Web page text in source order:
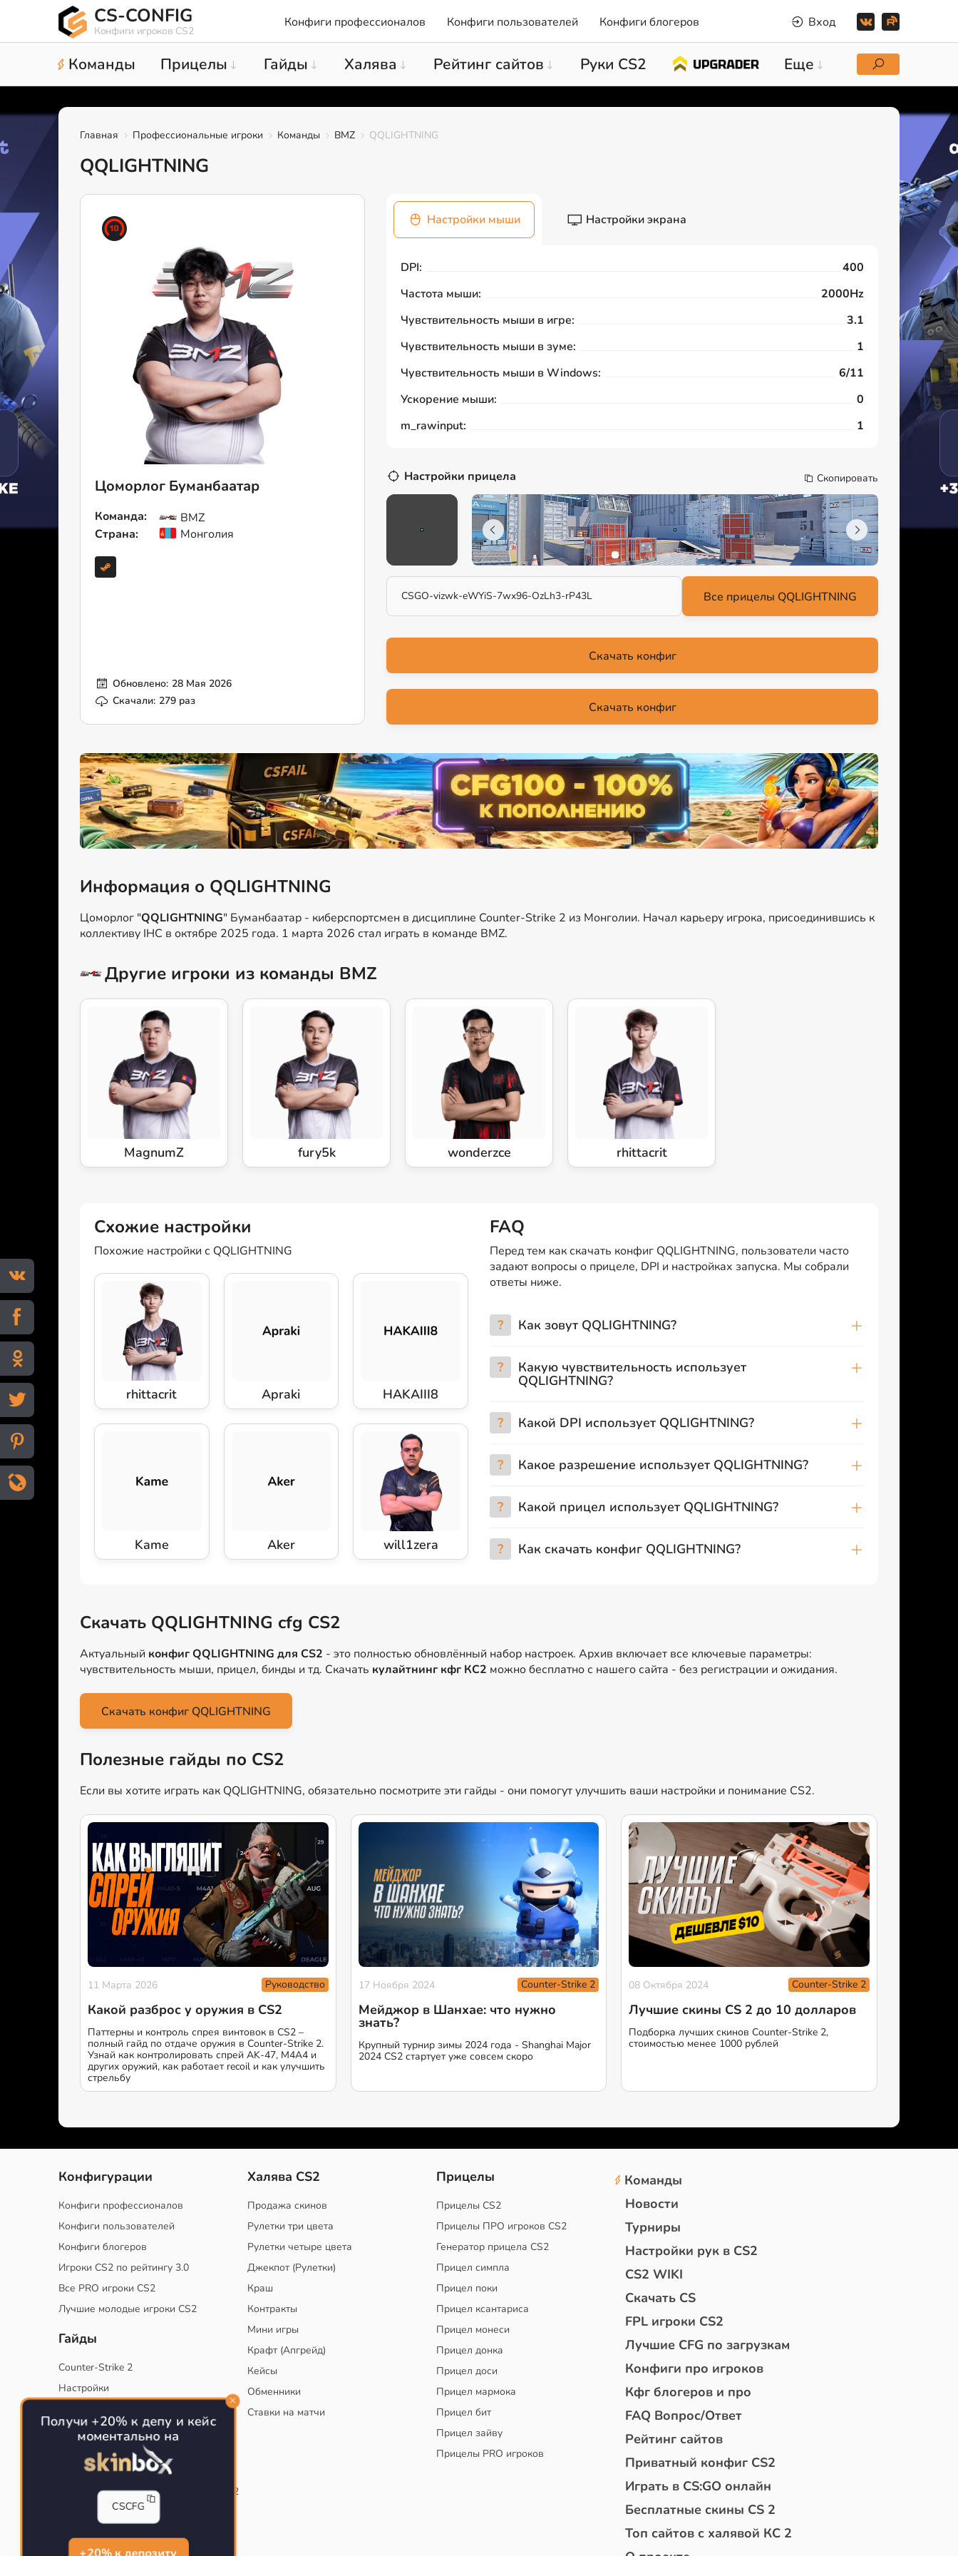
CS-CONFIG
Конфиги игроков CS2
Конфиги профессионалов Конфиги пользователей Конфиги блогеров Вход
Команды Прицелы Гайды Халява Рейтинг сайтов Руки CS2 Еще
Главная Профессиональные игроки Команды BMZ QQLIGHTNING
QQLIGHTNING
Цоморлог Буманбаатар
Команда:
BMZ
Страна:
Монголия
Обновлено: 28 Мая 2026
Скачали: 279 раз
Настройки мыши Настройки экрана
DPI:
400
Частота мыши:
2000Hz
Чувствительность мыши в игре:
3.1
Чувствительность мыши в зуме:
1
Чувствительность мыши в Windows:
6/11
Ускорение мыши:
0
m_rawinput:
1
Настройки прицела Скопировать
CSGO-vizwk-eWYiS-7wx96-OzLh3-rP43L
Скачать конфиг
Скачать конфиг
Информация о QQLIGHTNING
Цоморлог "QQLIGHTNING" Буманбаатар - киберспортсмен в дисциплине Counter-Strike 2 из Монголии. Начал карьеру игрока, присоединившись к
коллективу IHC в октябре 2025 года. 1 марта 2026 стал играть в команде BMZ.
Другие игроки из команды BMZ
MagnumZ fury5k wonderzce rhittacrit
Схожие настройки
Похожие настройки с QQLIGHTNING
rhittacrit Apraki HAKAIII8
Kame Aker will1zera
FAQ
Перед тем как скачать конфиг QQLIGHTNING, пользователи часто
задают вопросы о прицеле, DPI и настройках запуска. Мы собрали
ответы ниже.
? Как зовут QQLIGHTNING?
? Какую чувствительность использует
QQLIGHTNING?
? Какой DPI использует QQLIGHTNING?
? Какое разрешение использует QQLIGHTNING?
? Какой прицел использует QQLIGHTNING?
? Как скачать конфиг QQLIGHTNING?
Скачать QQLIGHTNING cfg CS2
Актуальный конфиг QQLIGHTNING для CS2 - это полностью обновлённый набор настроек. Архив включает все ключевые параметры:
чувствительность мыши, прицел, бинды и тд. Скачать кулайтнинг кфг КС2 можно бесплатно с нашего сайта - без регистрации и ожидания.
Скачать конфиг QQLIGHTNING
Полезные гайды по CS2
Если вы хотите играть как QQLIGHTNING, обязательно посмотрите эти гайды - они помогут улучшить ваши настройки и понимание CS2.
11 Марта 2026 Руководство
Какой разброс у оружия в CS2
Паттерны и контроль спрея винтовок в CS2 –
полный гайд по отдаче оружия в Counter-Strike 2.
Узнай как контролировать спрей AK-47, M4A4 и
других оружий, как работает recoil и как улучшить
стрельбу
17 Ноября 2024 Counter-Strike 2
Мейджор в Шанхае: что нужно
знать?
Крупный турнир зимы 2024 года - Shanghai Major
2024 CS2 стартует уже совсем скоро
08 Октября 2024 Counter-Strike 2
Лучшие скины CS 2 до 10 долларов
Подборка лучших скинов Counter-Strike 2,
стоимостью менее 1000 рублей
Конфигурации
Конфиги профессионалов
Конфиги пользователей
Конфиги блогеров
Игроки CS2 по рейтингу 3.0
Все PRO игроки CS2
Лучшие молодые игроки CS2
Гайды
Counter-Strike 2
Настройки
Тактики
Конфиг для тренировок в CS
Как сохранить свой конфиг CS
Инста смоки на карте de_mirage в CS2
Рабочий бинд на Jumpthrow
Халява CS2
Продажа скинов
Рулетки три цвета
Рулетки четыре цвета
Джекпот (Рулетки)
Краш
Контракты
Мини игры
Крафт (Апгрейд)
Кейсы
Обменники
Ставки на матчи
Прицелы
Прицелы CS2
Прицелы ПРО игроков CS2
Генератор прицела CS2
Прицел симпла
Прицел поки
Прицел ксантариса
Прицел монеси
Прицел донка
Прицел доси
Прицел мармока
Прицел бит
Прицел зайву
Прицелы PRO игроков
Команды
Новости
Турниры
Настройки рук в CS2
CS2 WIKI
Скачать CS
FPL игроки CS2
Лучшие CFG по загрузкам
Конфиги про игроков
Кфг блогеров и про
FAQ Вопрос/Ответ
Рейтинг сайтов
Приватный конфиг CS2
Играть в CS:GO онлайн
Бесплатные скины CS 2
Топ сайтов с халявой КС 2
Получи +20% к депу и кейс
моментально на
CSCFG
+20% к депозиту